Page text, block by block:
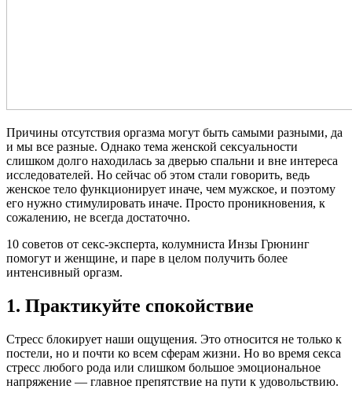
Причины отсутствия оргазма могут быть самыми разными, да
и мы все разные. Однако тема женской сексуальности
слишком долго находилась за дверью спальни и вне интереса
исследователей. Но сейчас об этом стали говорить, ведь
женское тело функционирует иначе, чем мужское, и поэтому
его нужно стимулировать иначе. Просто проникновения, к
сожалению, не всегда достаточно.
10 советов от секс-эксперта, колумниста Инзы Грюнинг
помогут и женщине, и паре в целом получить более
интенсивный оргазм.
1. Практикуйте спокойствие
Стресс блокирует наши ощущения. Это относится не только к
постели, но и почти ко всем сферам жизни. Но во время секса
стресс любого рода или слишком большое эмоциональное
напряжение — главное препятствие на пути к удовольствию.